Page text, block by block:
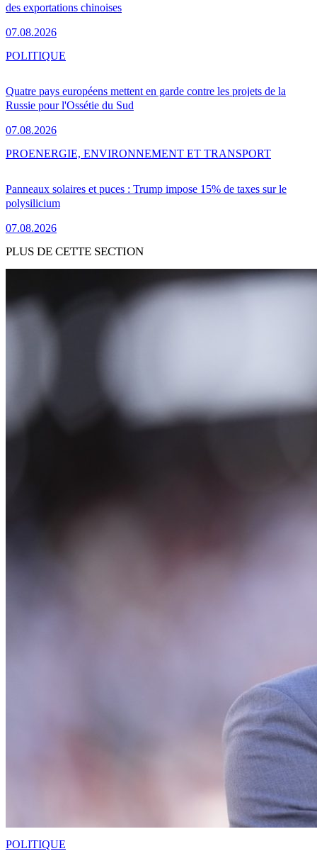
des exportations chinoises
07.08.2026
Quatre pays européens mettent en garde contre les projets de la
Russie pour l'Ossétie du Sud
07.08.2026
POLITIQUE
Panneaux solaires et puces : Trump impose 15% de taxes sur le
polysilicium
07.08.2026
PROENERGIE, ENVIRONNEMENT ET TRANSPORT
PLUS DE CETTE SECTION
POLITIQUE